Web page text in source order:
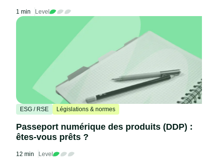
1 min Level
ESG / RSE Législations & normes
Passeport numérique des produits (DDP) :
êtes-vous prêts ?
12 min Level